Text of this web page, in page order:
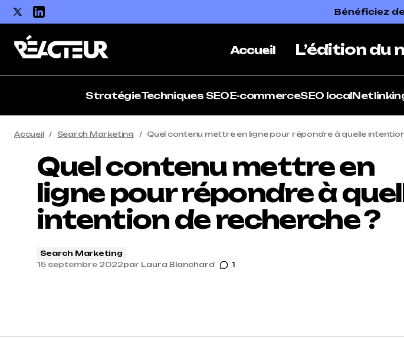
Bénéficiez
Accueil L’édition du
StratégieTechniques SEOE-commerceSEO local
Accueil Search Marketing Quel contenu mettre en ligne pour répondre à quelle
Quel contenu mettre en
ligne pour répondre à
intention de recherche ?
Search Marketing
15 septembre 2022par Laura Blanchard 1